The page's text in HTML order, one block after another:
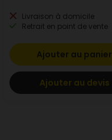
Livraison à domicile
Retrait en point de vente
Ajouter au panier
Ajouter au devis